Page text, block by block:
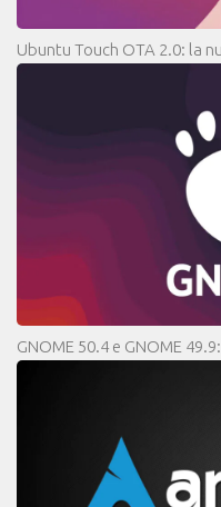
Ubuntu Touch OTA 2.0: la
GNOME 50.4 e GNOME